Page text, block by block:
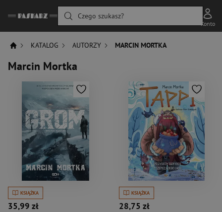
Czego szukasz?
Konto
KATALOG AUTORZY MARCIN MORTKA
Marcin Mortka
KSIĄŻKA
35,99 zł
KSIĄŻKA
28,75 zł